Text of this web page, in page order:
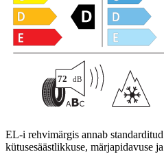
EL-i rehvimärgis annab
kütusesäästlikkuse, märjapidavuse